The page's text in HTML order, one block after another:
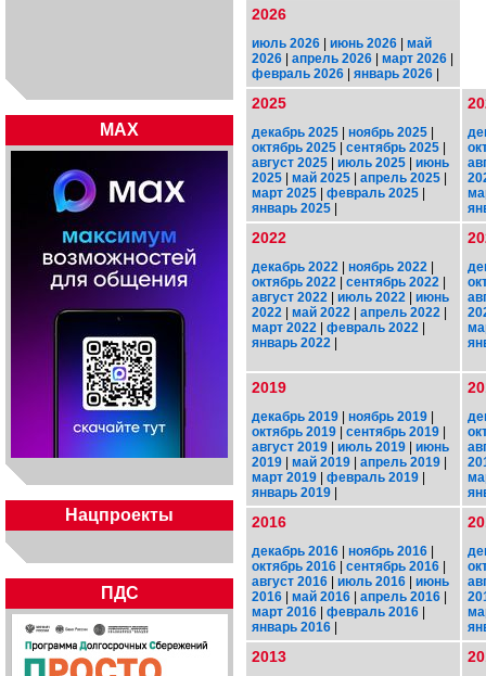
MAX
Нацпроекты
ПДС
2026
июль 2026 | июнь 2026 | май
2026 | апрель 2026 | март 2026 |
февраль 2026 | январь 2026 |
2025
декабрь 2025 | ноябрь 2025 |
октябрь 2025 | сентябрь 2025 |
август 2025 | июль 2025 | июнь
2025 | май 2025 | апрель 2025 |
март 2025 | февраль 2025 |
январь 2025 |
2022
декабрь 2022 | ноябрь 2022 |
октябрь 2022 | сентябрь 2022 |
август 2022 | июль 2022 | июнь
2022 | май 2022 | апрель 2022 |
март 2022 | февраль 2022 |
январь 2022 |
2019
декабрь 2019 | ноябрь 2019 |
октябрь 2019 | сентябрь 2019 |
август 2019 | июль 2019 | июнь
2019 | май 2019 | апрель 2019 |
март 2019 | февраль 2019 |
январь 2019 |
2016
декабрь 2016 | ноябрь 2016 |
октябрь 2016 | сентябрь 2016 |
август 2016 | июль 2016 | июнь
2016 | май 2016 | апрель 2016 |
март 2016 | февраль 2016 |
январь 2016 |
2013